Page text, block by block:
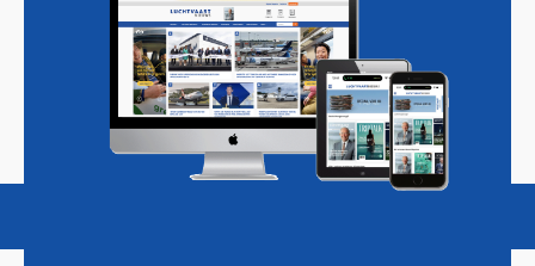
Magazine Podcasts Vacatures